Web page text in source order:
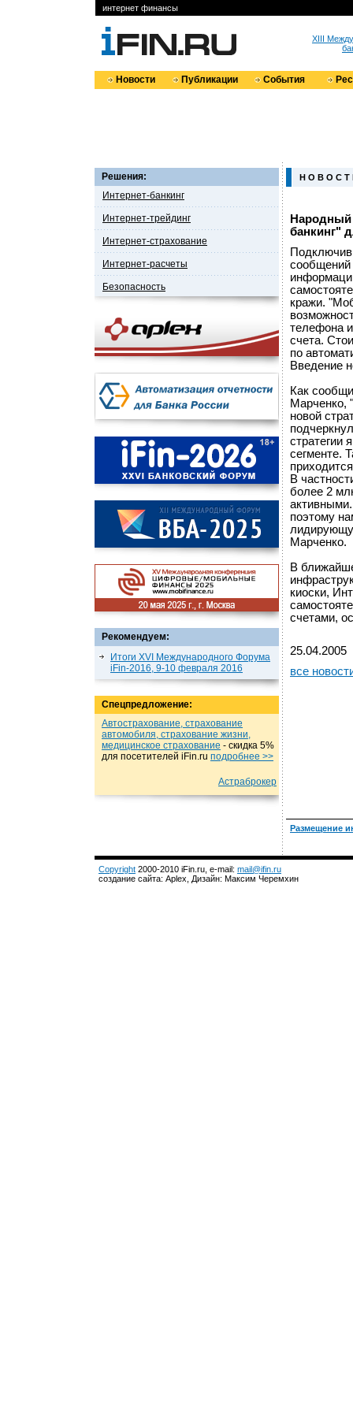
интернет финансы
XIII
Новости Публикации События
Решения:
Интернет-банкинг
Интернет-трейдинг
Интернет-страхование
Интернет-расчеты
Безопасность
Рекомендуем:
Итоги XVI Международного Форума
iFin-2016, 9-10 февраля 2016
Спецпредложение:
Автострахование, страхование
автомобиля, страхование жизни,
медицинское страхование - cкидка 5%
для посетителей iFin.ru подробнеe >>
Астраброкер
Н О В О С Т
Народный
банкинг"
сообщений
кражи.
телефона
счета.
по
Введение
Как
Марченко,
новой
стратегии
сегменте.
В
более 2
поэтому
Марченко.
В
киоски,
счетами,
25.04.2005
все
Размещение
Copyright 2000-2010 iFin.ru, e-mail: mail@ifin.ru
создание сайта: Aplex, Дизайн: Максим Черемхин